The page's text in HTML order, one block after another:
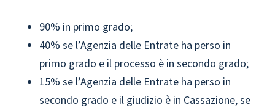
90% in primo grado;
40% se l’Agenzia delle Entrate ha perso in
primo grado e il processo è in secondo grado;
15% se l’Agenzia delle Entrate ha perso in
secondo grado e il giudizio è in Cassazione, se